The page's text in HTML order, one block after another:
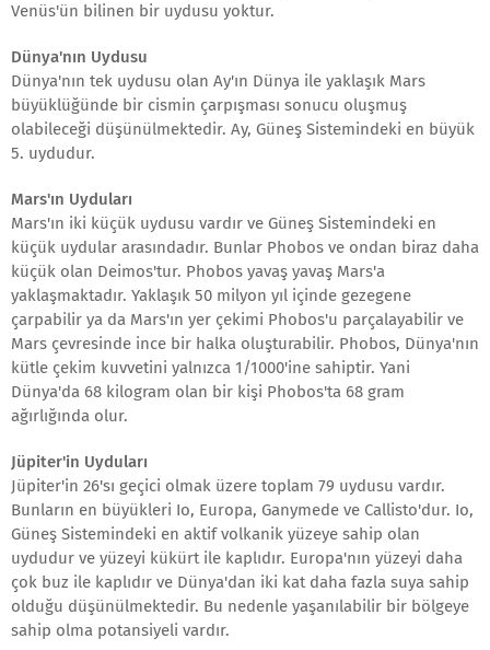
Venüs'ün bilinen bir uydusu yoktur.
Dünya'nın Uydusu
Dünya'nın tek uydusu olan Ay'ın Dünya ile yaklaşık Mars
büyüklüğünde bir cismin çarpışması sonucu oluşmuş
olabileceği düşünülmektedir. Ay, Güneş Sistemindeki en büyük
5. uydudur.
Mars'ın Uyduları
Mars'ın iki küçük uydusu vardır ve Güneş Sistemindeki en
küçük uydular arasındadır. Bunlar Phobos ve ondan biraz daha
küçük olan Deimos'tur. Phobos yavaş yavaş Mars'a
yaklaşmaktadır. Yaklaşık 50 milyon yıl içinde gezegene
çarpabilir ya da Mars'ın yer çekimi Phobos'u parçalayabilir ve
Mars çevresinde ince bir halka oluşturabilir. Phobos, Dünya'nın
kütle çekim kuvvetini yalnızca 1/1000'ine sahiptir. Yani
Dünya'da 68 kilogram olan bir kişi Phobos'ta 68 gram
ağırlığında olur.
Jüpiter'in Uyduları
Jüpiter'in 26'sı geçici olmak üzere toplam 79 uydusu vardır.
Bunların en büyükleri Io, Europa, Ganymede ve Callisto'dur. Io,
Güneş Sistemindeki en aktif volkanik yüzeye sahip olan
uydudur ve yüzeyi kükürt ile kaplıdır. Europa'nın yüzeyi daha
çok buz ile kaplıdır ve Dünya'dan iki kat daha fazla suya sahip
olduğu düşünülmektedir. Bu nedenle yaşanılabilir bir bölgeye
sahip olma potansiyeli vardır.